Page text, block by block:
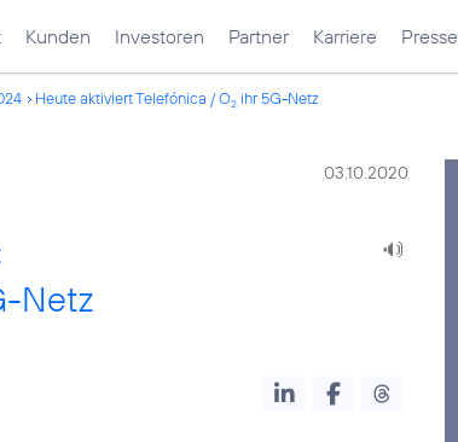
Kunden Investoren Partner Karriere Presse
Heute aktiviert Telefónica / O2 ihr 5G-Netz
03.10.2020
Netz